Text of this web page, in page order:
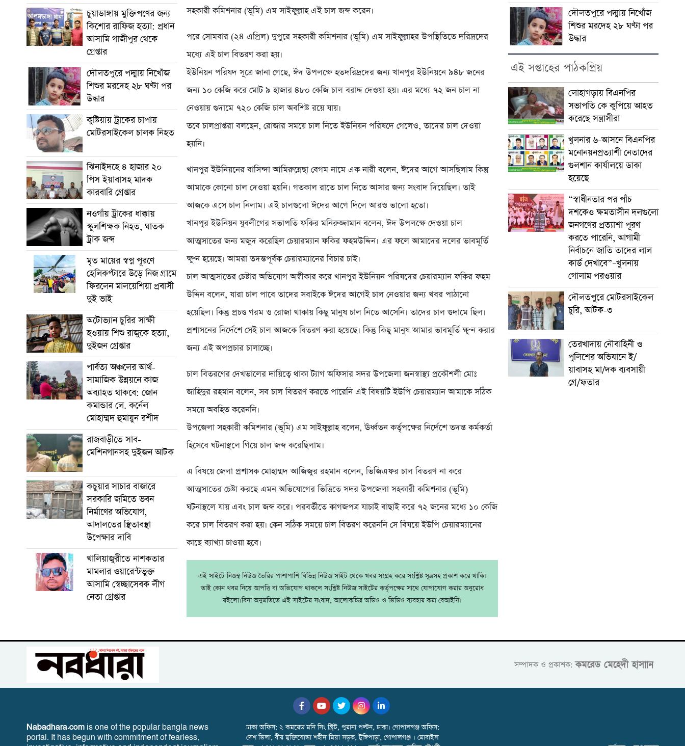
চুয়াডাঙ্গায় মুক্তিপণের জন্য
কিশোর রাফিজ হত্যা: প্রধান
আসামি গাজীপুর থেকে
গ্রেপ্তার
দৌলতপুরে পদ্মায় নিখোঁজ
শিশুর মরদেহ ২৮ ঘণ্টা পর
উদ্ধার
কুষ্টিয়ায় ট্রাকের চাপায়
মোটরসাইকেল চালক নিহত
ঝিনাইদহে ৪ হাজার ২০
পিস ইয়াবাসহ মাদক
কারবারি গ্রেপ্তার
নওগাঁয় ট্রাকের ধাক্কায়
স্কুলশিক্ষক নিহত, ঘাতক
ট্রাক জব্দ
মৃত মায়ের স্বপ্ন পূরণে
হেলিকপ্টারে উড়ে নিজ গ্রামে
ফিরলেন মালয়েশিয়া প্রবাসী
দুই ভাই
অটোভ্যান চুরির সাক্ষী
হওয়ায় শিশু রাজুকে হত্যা,
দুইজন গ্রেপ্তার
পার্বত্য অঞ্চলের আর্থ-
সামাজিক উন্নয়নে কাজ
অব্যাহত থাকবে: জোন
কমান্ডার লে. কর্নেল
মোহাম্মদ হুমায়ুন রশীদ
রাজবাড়ীতে সাব-
মেশিনগানসহ দুইজন আটক
কচুয়ার সাচার বাজারে
সরকারি জমিতে ভবন
নির্মাণের অভিযোগ,
আদালতের স্থিতাবস্থা
উপেক্ষার দাবি
খালিয়াজুরীতে নাশকতার
মামলার ওয়ারেন্টভুক্ত
আসামি স্বেচ্ছাসেবক লীগ
নেতা গ্রেপ্তার
সহকারী কমিশনার (ভূমি) এম সাইফুল্লাহ এই চাল জব্দ করেন।
পরে সোমবার (২৪ এপ্রিল) দুপুরে সহকারী কমিশনার (ভূমি) এম সাইফুল্লাহর উপস্থিতিতে দরিদ্রদের
মধ্যে এই চাল বিতরণ করা হয়।
ইউনিয়ন পরিষদ সূত্রে জানা গেছে, ঈদ উপলক্ষে হতদরিদ্রদের জন্য খানপুর ইউনিয়নে ৯৪৮ জনের
জন্য ১০ কেজি করে মোট ৯ হাজার ৪৮০ কেজি চাল বরাদ্দ দেওয়া হয়। এর মধ্যে ৭২ জন চাল না
নেওয়ায় গুদামে ৭২০ কেজি চাল অবশিষ্ট রয়ে যায়।
তবে চালপ্রাপ্তরা বলছেন, রোজার সময়ে চাল নিতে ইউনিয়ন পরিষদে গেলেও, তাদের চাল দেওয়া
হয়নি।
খানপুর ইউনিয়নের বাসিন্দা আমিরুন্নেছা বেগম নামে এক নারী বলেন, ঈদের আগে আসছিলাম কিন্তু
আমাকে কোনো চাল দেওয়া হয়নি। গতকাল রাতে চাল নিতে আসার জন্য সংবাদ দিয়েছিল। তাই
আজকে এসে চাল নিলাম। এই চালগুলো ঈদের আগে দিলে আরও ভালো হতো।
খানপুর ইউনিয়ন যুবলীগের সভাপতি ফকির মনিরুজ্জামান বলেন, ঈদ উপলক্ষে দেওয়া চাল
আত্মসাতের জন্য মজুদ করেছিল চেয়ারম্যান ফকির ফহমউদ্দিন। এর ফলে আমাদের দলের ভাবমূর্তি
ক্ষুণ্ন হয়েছে। আমরা তদন্তপূর্বক চেয়ারম্যানের বিচার চাই।
চাল আত্মসাতের চেষ্টার অভিযোগ অস্বীকার করে খানপুর ইউনিয়ন পরিষদের চেয়ারম্যান ফকির ফহম
উদ্দিন বলেন, যারা চাল পাবে তাদের সবাইকে ঈদের আগেই চাল নেওয়ার জন্য খবর পাঠানো
হয়েছিল। কিন্তু প্রচণ্ড গরম ও রোজা থাকায় কিছু মানুষ চাল নিতে আসেনি। তাদের চাল গুদামে ছিল।
প্রশাসনের নির্দেশে সেই চাল আজকে বিতরণ করা হয়েছে। কিন্তু কিছু মানুষ আমার ভাবমূর্তি ক্ষুণ্ন করার
জন্য এই অপপ্রচার চালাচ্ছে।
চাল বিতরণের দেখভালের দায়িত্বে থাকা ট্যাগ অফিসার সদর উপজেলা জনস্বাস্থ্য প্রকৌশলী মোঃ
জাহিদুর রহমান বলেন, সব চাল বিতরণ করতে পারেনি এই বিষয়টি ইউপি চেয়ারম্যান আমাকে সঠিক
সময়ে অবহিত করেননি।
উপজেলা সহকারী কমিশনার (ভূমি) এম সাইফুল্লাহ বলেন, ঊর্ধ্বতন কর্তৃপক্ষের নির্দেশে তদন্ত কর্মকর্তা
হিসেবে ঘটনাস্থলে গিয়ে চাল জব্দ করেছিলাম।
এ বিষয়ে জেলা প্রশাসক মোহাম্মদ আজিজুর রহমান বলেন, ভিজিএফর চাল বিতরণ না করে
আত্মসাতের চেষ্টা করছে এমন অভিযোগের ভিত্তিতে সদর উপজেলা সহকারী কমিশনার (ভূমি)
ঘটনাস্থলে যায় এবং চাল জব্দ করে। পরবর্তীতে কাগজপত্র যাচাই বাছাই করে ৭২ জনের মধ্যে ১০ কেজি
করে চাল বিতরণ করা হয়। কেন সঠিক সময়ে চাল বিতরণ করেননি সে বিষয়ে ইউপি চেয়ারম্যানের
কাছে ব্যাখ্যা চাওয়া হবে।
এই সাইটে নিজম্ব নিউজ তৈরির পাশাপাশি বিভিন্ন নিউজ সাইট থেকে খবর সংগ্রহ করে সংশ্লিষ্ট সূত্রসহ প্রকাশ করে থাকি।
তাই কোন খবর নিয়ে আপত্তি বা অভিযোগ থাকলে সংশ্লিষ্ট নিউজ সাইটের কর্তৃপক্ষের সাথে যোগাযোগ করার অনুরোধ
রইলো।বিনা অনুমতিতে এই সাইটের সংবাদ, আলোকচিত্র অডিও ও ভিডিও ব্যবহার করা বেআইনি।
দৌলতপুরে পদ্মায় নিখোঁজ
শিশুর মরদেহ ২৮ ঘণ্টা পর
উদ্ধার
এই সপ্তাহের পাঠকপ্রিয়
লোহাগড়ায় বিএনপির
সভাপতি কে কুপিয়ে আহত
করেছে সন্ত্রাসীরা
খুলনার ৬-আসনে বিএনপির
মনোনয়নপ্রত্যাশী নেতাদের
গুলশান কার্যালয়ে ডাকা
হয়েছে
“স্বাধীনতার পর পাঁচ
দশকেও ক্ষমতাসীন দলগুলো
জনগণের প্রত্যাশা পূরণ
করতে পারেনি, আগামী
নির্বাচনে জাতি তাদের লাল
কার্ড দেখাবে”–খুলনায়
গোলাম পরওয়ার
দৌলতপুরে মোটরসাইকেল
চুরি, আটক-৩
তেরখাদায় নৌবাহিনী ও
পুলিশের অভিযানে ই/
য়াবাসহ মা/দক ব্যবসায়ী
গ্রে/ফতার
সম্পাদক ও প্রকাশক:কমরেড মেহেদী হাসাান
Nabadhara.com is one of the popular bangla news
portal. It has begun with commitment of fearless,
ঢাকা অফিস: ২ কমরেড মনি সিং স্ট্রিট, পুরানা পল্টন, ঢাকা। গোপালগঞ্জ অফিস:
দেশ ভিলা, বীর মুক্তিযোদ্ধা শহীদ মিয়া সড়ক, টুঙ্গিপাড়া, গোপালগঞ্জ । মোবাইল